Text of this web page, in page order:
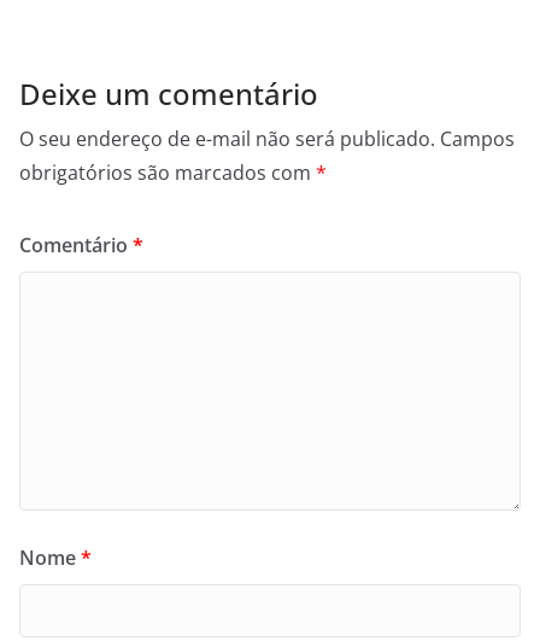
Deixe um comentário
O seu endereço de e-mail não será publicado. Campos
obrigatórios são marcados com *
Comentário *
Nome*